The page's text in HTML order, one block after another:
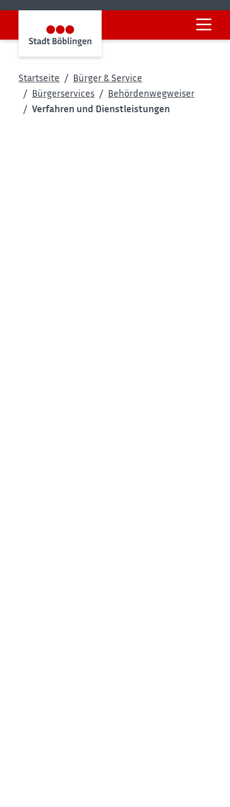
Startseite
Bürger & Service
Bürgerservices
Behördenwegweiser
Verfahren und Dienstleistungen